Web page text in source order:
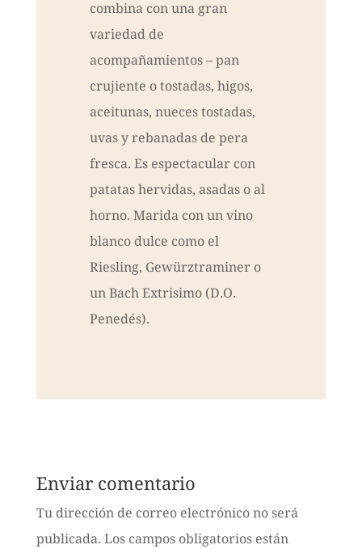
combina con una gran
variedad de
acompañamientos – pan
crujiente o tostadas, higos,
aceitunas, nueces tostadas,
uvas y rebanadas de pera
fresca. Es espectacular con
patatas hervidas, asadas o al
horno. Marida con un vino
blanco dulce como el
Riesling, Gewürztraminer o
un Bach Extrisimo (D.O.
Penedés).
Enviar comentario
Tu dirección de correo electrónico no será
publicada. Los campos obligatorios están